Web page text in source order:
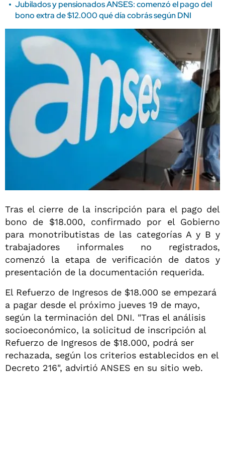
Jubilados y pensionados ANSES: comenzó el pago del
bono extra de $12.000 qué día cobrás según DNI
Tras el cierre de la inscripción para el pago del
bono de $18.000, confirmado por el Gobierno
para monotributistas de las categorías A y B y
trabajadores informales no registrados,
comenzó la etapa de verificación de datos y
presentación de la documentación requerida.
El Refuerzo de Ingresos de $18.000 se empezará
a pagar desde el próximo jueves 19 de mayo,
según la terminación del DNI. "Tras el análisis
socioeconómico, la solicitud de inscripción al
Refuerzo de Ingresos de $18.000, podrá ser
rechazada, según los criterios establecidos en el
Decreto 216", advirtió ANSES en su sitio web.